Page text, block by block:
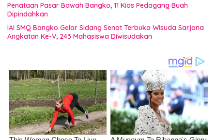
Penataan Pasar Bawah Bangko, 11 Kios Pedagang Buah
Dipindahkan
IAI SMQ Bangko Gelar Sidang Senat Terbuka Wisuda Sarjana
Angkatan Ke-V, 243 Mahasiswa Diwisudakan